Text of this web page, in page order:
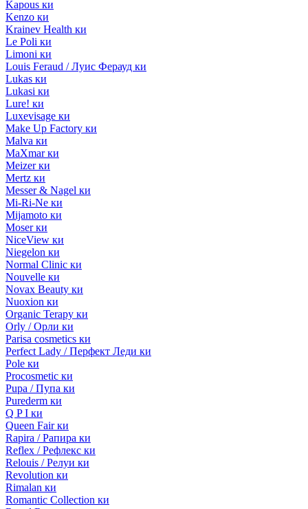
Kapous ки
Kenzo ки
Krainev Health ки
Le Poli ки
Limoni ки
Louis Feraud / Луис Ферауд ки
Lukas ки
Lukasi ки
Lure! ки
Luxevisage ки
Make Up Factory ки
Malva ки
MaXmar ки
Meizer ки
Mertz ки
Messer & Nagel ки
Mi-Ri-Ne ки
Mijamoto ки
Moser ки
NiceView ки
Niegelon ки
Normal Clinic ки
Nouvelle ки
Novax Beauty ки
Nuoxion ки
Organic Terapy ки
Orly / Орли ки
Parisa cosmetics ки
Perfect Lady / Перфект Леди ки
Pole ки
Procosmetic ки
Pupa / Пупа ки
Purederm ки
Q P I ки
Queen Fair ки
Rapira / Рапира ки
Reflex / Рефлекс ки
Relouis / Релуи ки
Revolution ки
Rimalan ки
Romantic Collection ки